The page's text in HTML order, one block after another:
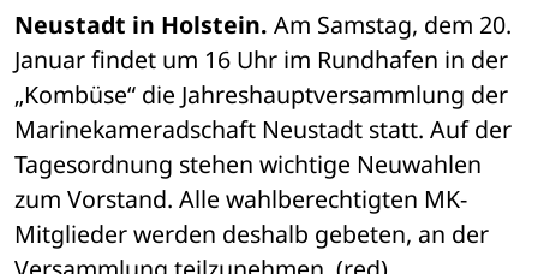
Neustadt in Holstein. Am Samstag, dem 20.
Januar findet um 16 Uhr im Rundhafen in der
„Kombüse“ die Jahreshauptversammlung der
Marinekameradschaft Neustadt statt. Auf der
Tagesordnung stehen wichtige Neuwahlen
zum Vorstand. Alle wahlberechtigten MK-
Mitglieder werden deshalb gebeten, an der